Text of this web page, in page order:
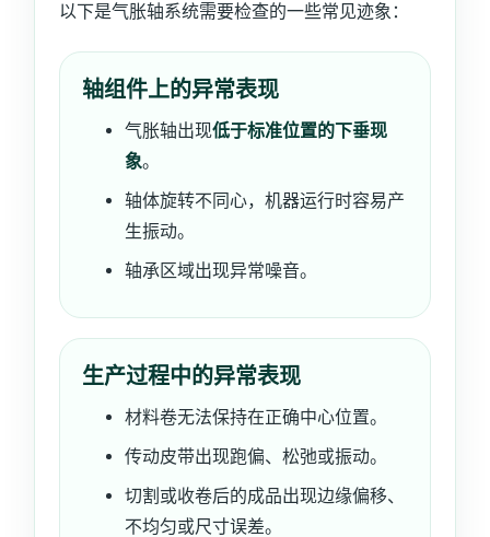
以下是气胀轴系统需要检查的一些常见迹象：
轴组件上的异常表现
气胀轴出现低于标准位置的下垂现
象。
轴体旋转不同心，机器运行时容易产
生振动。
轴承区域出现异常噪音。
生产过程中的异常表现
材料卷无法保持在正确中心位置。
传动皮带出现跑偏、松弛或振动。
切割或收卷后的成品出现边缘偏移、
不均匀或尺寸误差。